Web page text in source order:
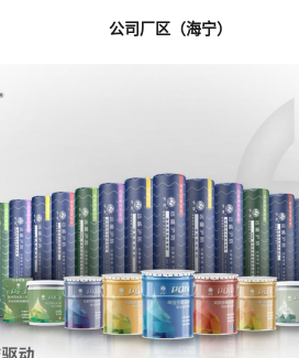
公司厂区（海宁）